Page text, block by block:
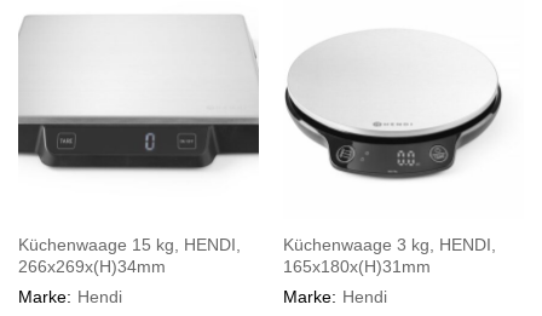
Küchenwaage 15 kg, HENDI,
266x269x(H)34mm
Marke: Hendi
Küchenwaage 3 kg, HENDI,
165x180x(H)31mm
Marke: Hendi